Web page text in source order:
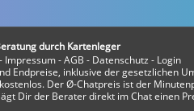
durch Kartenleger
- Impressum-AGB - Datenschutz - Login
Endpreise, inklusive der gesetzlichen
Der Ø-Chatpreis ist der
Dir der Berater direkt im Chat einen